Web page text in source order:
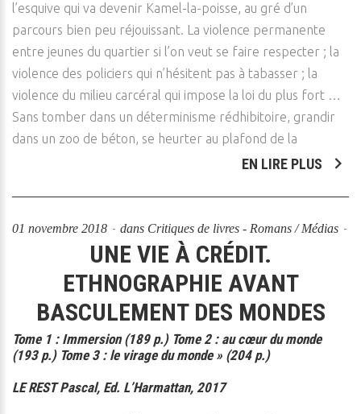
l’esquive qui va devenir Kamel-la-poisse, au gré d’un
parcours bien peu réjouissant. La violence permanente
entre jeunes du quartier si l’on veut se faire respecter ; la
violence des policiers qui n’hésitent pas à tabasser ; la
violence du milieu carcéral qui impose la loi du plus fort …
Sans tomber dans un déterminisme rédhibitoire, grandir
dans un zoo de béton, se heurter au plafond de la
EN LIRE PLUS
01 novembre 2018 dans Critiques de livres - Romans / Médias
UNE VIE À CRÉDIT.
ETHNOGRAPHIE AVANT
BASCULEMENT DES MONDES
Tome 1 : Immersion (189 p.) Tome 2 : au cœur du monde
(193 p.) Tome 3 : le virage du monde » (204 p.)
LE REST Pascal, Ed. L’Harmattan, 2017